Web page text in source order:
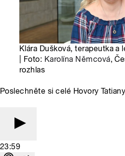
Klára Dušková, terapeutka a
| Foto: Karolína Němcová,
rozhlas
Poslechněte si celé Hovory
23:59